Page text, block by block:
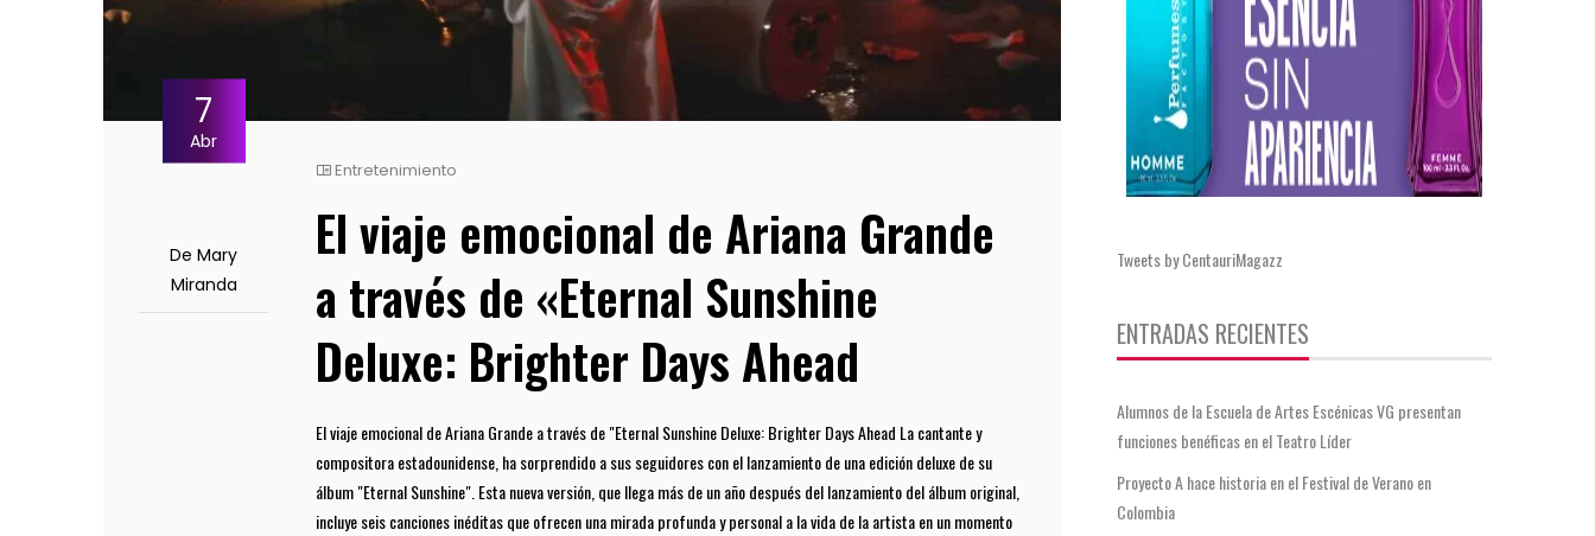
7
Abr
De Mary
Miranda
Entretenimiento
El viaje emocional de Ariana Grande
a través de «Eternal Sunshine
Deluxe: Brighter Days Ahead
El viaje emocional de Ariana Grande a través de "Eternal Sunshine Deluxe: Brighter Days Ahead La cantante y
compositora estadounidense, ha sorprendido a sus seguidores con el lanzamiento de una edición deluxe de su
álbum "Eternal Sunshine". Esta nueva versión, que llega más de un año después del lanzamiento del álbum original,
incluye seis canciones inéditas que ofrecen una mirada profunda y personal a la vida de la artista en un momento
Tweets by CentauriMagazz
ENTRADAS RECIENTES
Alumnos de la Escuela de Artes Escénicas VG presentan
funciones benéficas en el Teatro Líder
Proyecto A hace historia en el Festival de Verano en
Colombia